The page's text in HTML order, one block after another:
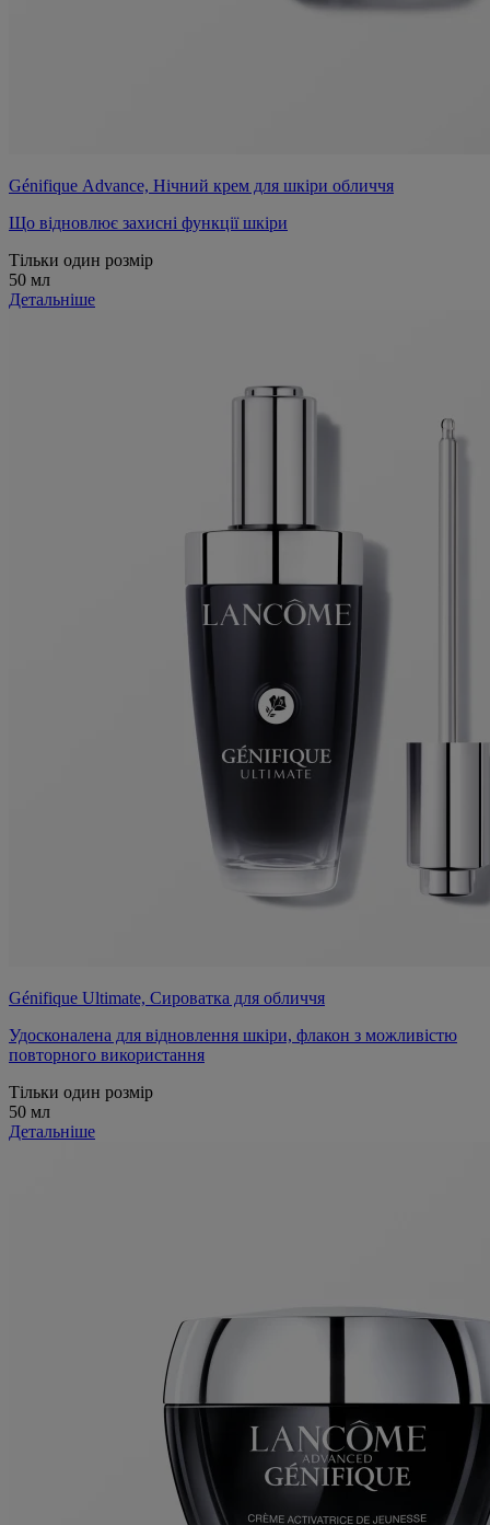
Génifique Advance, Нічний крем для шкіри обличчя
Що відновлює захисні функції шкіри
Тільки один розмір
50 мл
Детальніше
Génifique Ultimate, Сироватка для обличчя
Удосконалена для відновлення шкіри, флакон з можливістю
повторного використання
Тільки один розмір
50 мл
Детальніше